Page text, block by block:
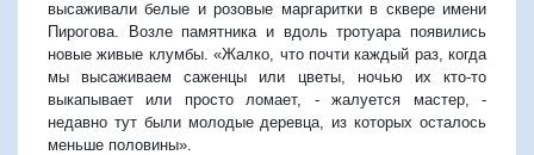
высаживали белые и розовые маргаритки в сквере имени
Пирогова. Возле памятника и вдоль тротуара появились
новые живые клумбы. «Жалко, что почти каждый раз, когда
мы высаживаем саженцы или цветы, ночью их кто-то
выкапывает или просто ломает, - жалуется мастер, -
недавно тут были молодые деревца, из которых осталось
меньше половины».